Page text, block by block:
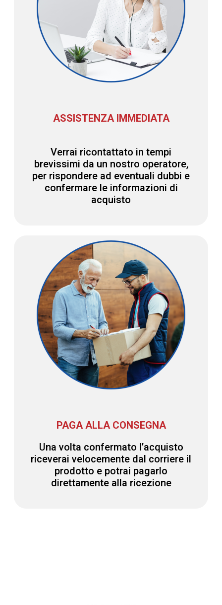
ASSISTENZA IMMEDIATA
Verrai ricontattato in tempi
brevissimi da un nostro operatore,
per rispondere ad eventuali dubbi e
confermare le informazioni di
acquisto
PAGA ALLA CONSEGNA
Una volta confermato l’acquisto
riceverai velocemente dal corriere il
prodotto e potrai pagarlo
direttamente alla ricezione